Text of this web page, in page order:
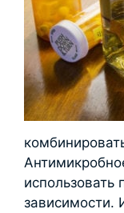
использовать
зависимости.